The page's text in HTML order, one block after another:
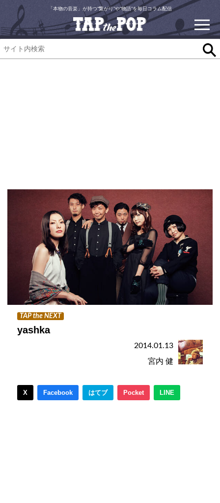
「本物の音楽」が持つ“繋がり”や“物語”を毎日コラム配信
TAP the NEXT
yashka
2014.01.13
宮内 健
X Facebook はてブ Pocket LINE